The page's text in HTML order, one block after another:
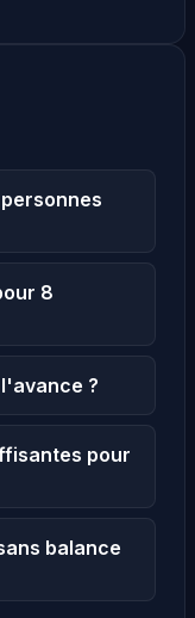
8
?
pour
balance